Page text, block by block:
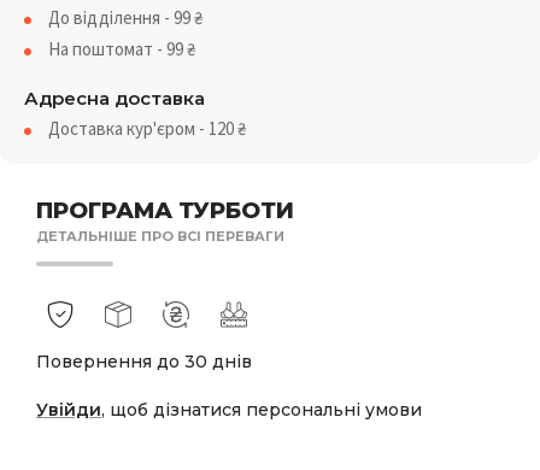
ПРОГРАМА ТУРБОТИ
ДЕТАЛЬНІШЕ ПРО ВСІ ПЕРЕВАГИ
Повернення до 30 днів
Увійди, щоб дізнатися персональні умови
До відділення - 99₴
На поштомат - 99₴
Адресна доставка
Доставка кур'єром - 120₴